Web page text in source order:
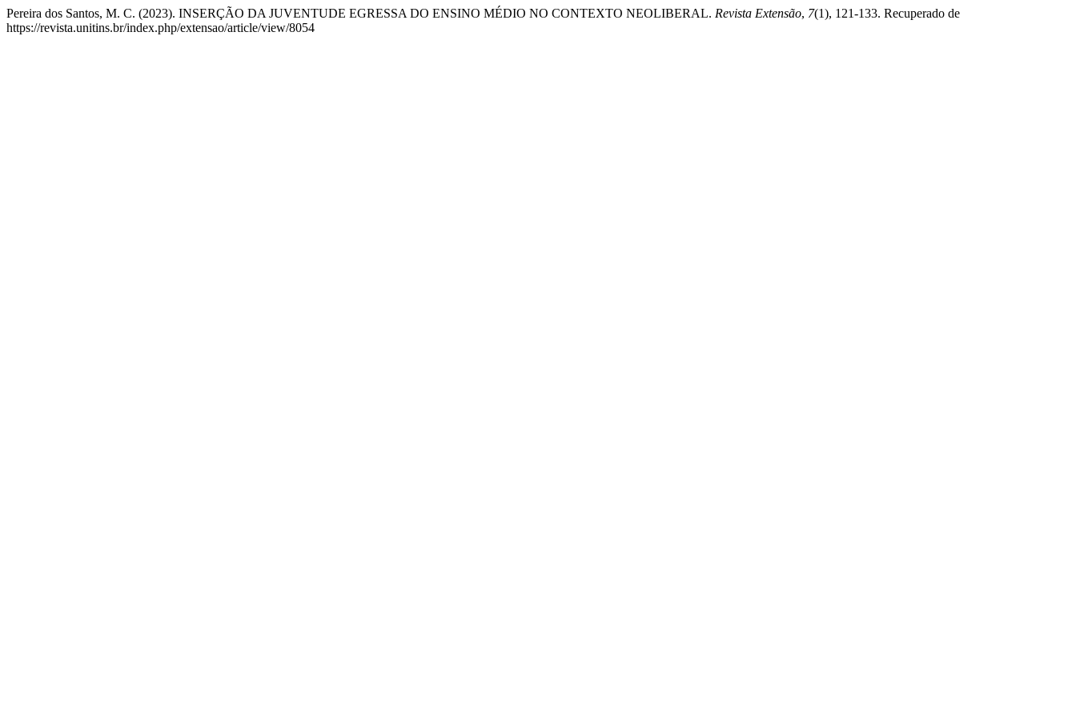
Pereira dos Santos, M. C. (2023). INSERÇÃO DA JUVENTUDE EGRESSA DO ENSINO MÉDIO NO CONTEXTO NEOLIBERAL. Revista Extensão, 7(1), 121-133. Recuperado de
https://revista.unitins.br/index.php/extensao/article/view/8054